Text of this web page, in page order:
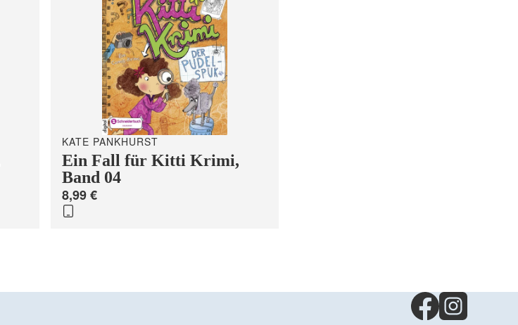
KATE PANKHURST
Ein Fall für Kitti Krimi,
Band 04
8,99 €